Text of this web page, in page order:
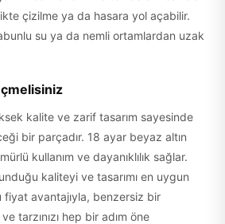
çizilme ya da hasara yol açabilir.
su ya da nemli ortamlardan uzak
kalite ve zarif tasarım sayesinde
bir parçadır. 18 ayar beyaz altın
kullanım ve dayanıklılık sağlar.
kaliteyi ve tasarımı en uygun
fiyat avantajıyla, benzersiz bir
tarzınızı hep bir adım öne